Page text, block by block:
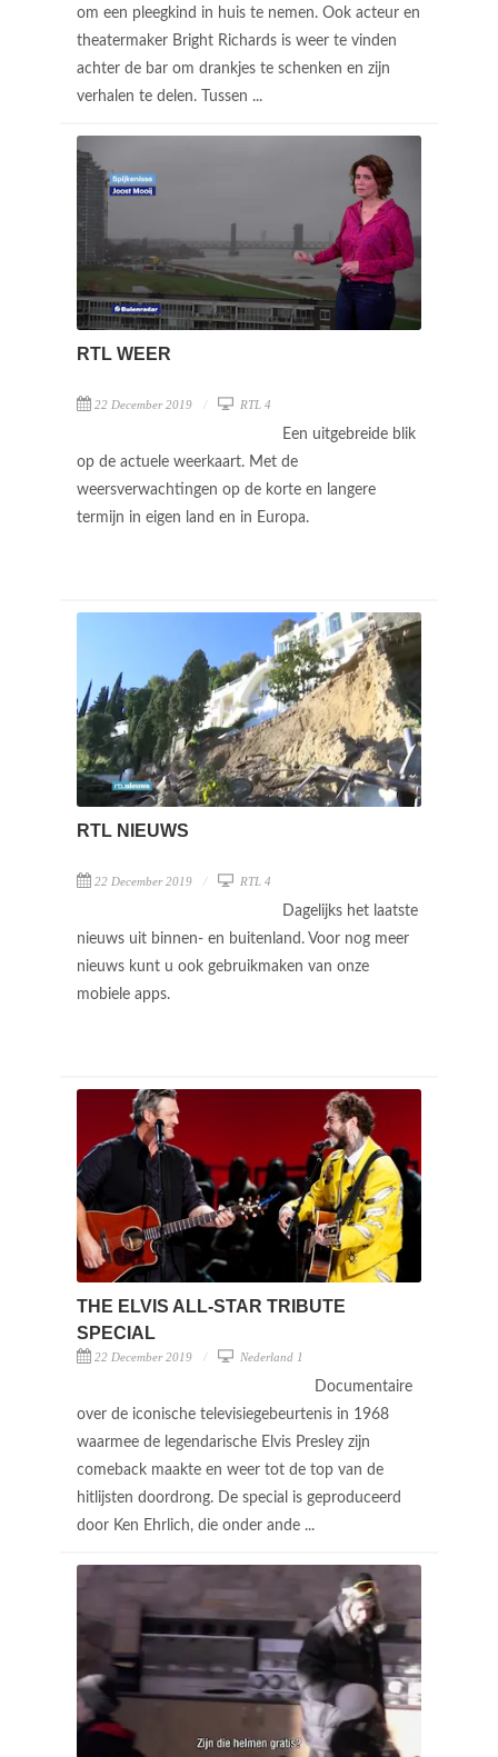
om een pleegkind in huis te nemen. Ook acteur en
theatermaker Bright Richards is weer te vinden
achter de bar om drankjes te schenken en zijn
verhalen te delen. Tussen ...
RTL WEER
22 December 2019 RTL 4
Een uitgebreide blik
op de actuele weerkaart. Met de
weersverwachtingen op de korte en langere
termijn in eigen land en in Europa.
RTL NIEUWS
22 December 2019 RTL 4
Dagelijks het laatste
nieuws uit binnen- en buitenland. Voor nog meer
nieuws kunt u ook gebruikmaken van onze
mobiele apps.
THE ELVIS ALL-STAR TRIBUTE
SPECIAL
22 December 2019 Nederland 1
Documentaire
over de iconische televisiegebeurtenis in 1968
waarmee de legendarische Elvis Presley zijn
comeback maakte en weer tot de top van de
hitlijsten doordrong. De special is geproduceerd
door Ken Ehrlich, die onder ande ...